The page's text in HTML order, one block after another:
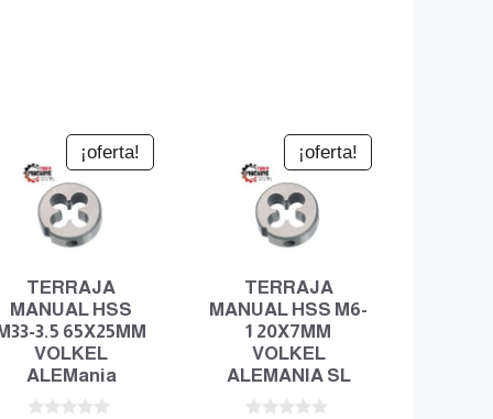
¡oferta!
TERRAJA
MANUAL HSS
3.5 65X25MM
VOLKEL
ALEMania
¡oferta!
TERRAJA
MANUAL HSS M6-
1 20X7MM
VOLKEL
ALEMANIA SL